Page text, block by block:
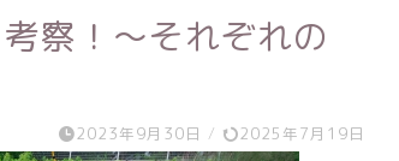
察！〜それぞれの
2023年9月30日 / 2025年7月19日